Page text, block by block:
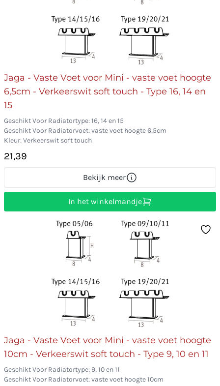
Jaga - Vaste Voet voor Mini - vaste voet hoogte
6,5cm - Verkeerswit soft touch - Type 16, 14 en
15
Geschikt Voor Radiatortype: 16, 14 en 15
Geschikt Voor Radiatorvoet: vaste voet hoogte 6,5cm
Kleur: Verkeerswit soft touch
21,39
Bekijk meer
In het winkelmandje
Jaga - Vaste Voet voor Mini - vaste voet hoogte
10cm - Verkeerswit soft touch - Type 9, 10 en 11
Geschikt Voor Radiatortype: 9, 10 en 11
Geschikt Voor Radiatorvoet: vaste voet hoogte 10cm